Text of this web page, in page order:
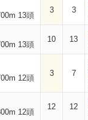
13頭
3 3
13頭
10 13
12頭
3 7
12頭
12 12